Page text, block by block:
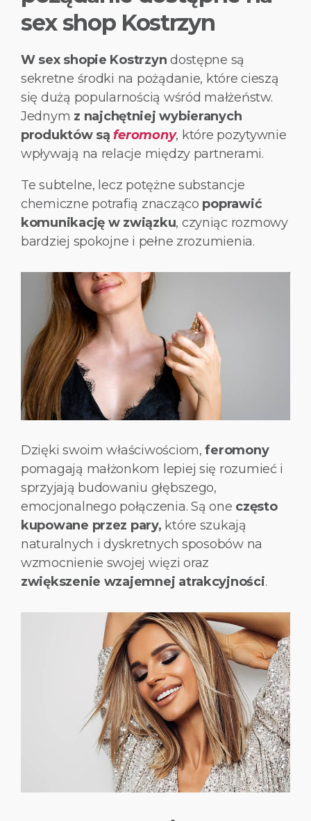
sex shop Kostrzyn
W sex shopie Kostrzyn dostępne są
sekretne środki na pożądanie, które cieszą
się dużą popularnością wśród małżeństw.
Jednym z najchętniej wybieranych
produktów są feromony, które pozytywnie
wpływają na relacje między partnerami.
Te subtelne, lecz potężne substancje
chemiczne potrafią znacząco poprawić
komunikację w związku, czyniąc rozmowy
bardziej spokojne i pełne zrozumienia.
Dzięki swoim właściwościom,feromony
pomagają małżonkom lepiej się rozumieć i
sprzyjają budowaniu głębszego,
emocjonalnego połączenia. Są one często
kupowane przez pary, które szukają
naturalnych i dyskretnych sposobów na
wzmocnienie swojej więzi oraz
zwiększenie wzajemnej atrakcyjności.